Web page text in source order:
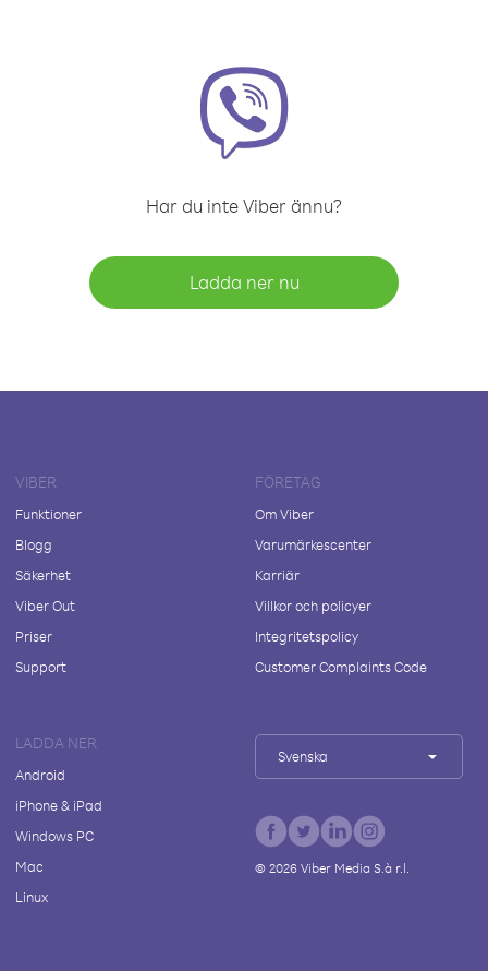
Har du inte Viber ännu?
Ladda ner nu
VIBER
Funktioner
Blogg
Säkerhet
Viber Out
Priser
Support
FÖRETAG
Om Viber
Varumärkescenter
Karriär
Villkor och policyer
Integritetspolicy
Customer Complaints Code
LADDA NER
Android
iPhone & iPad
Windows PC
Mac
Linux
Svenska
© 2026Viber Media S.à r.l.